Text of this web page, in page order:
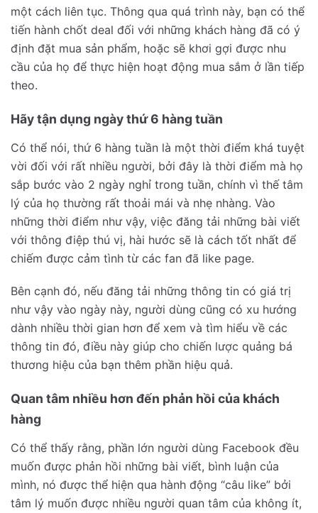
một cách liên tục. Thông qua quá trình này, bạn có thể
tiến hành chốt deal đối với những khách hàng đã có ý
định đặt mua sản phẩm, hoặc sẽ khơi gợi được nhu
cầu của họ để thực hiện hoạt động mua sắm ở lần tiếp
theo.
Hãy tận dụng ngày thứ 6 hàng tuần
Có thể nói, thứ 6 hàng tuần là một thời điểm khá tuyệt
vời đối với rất nhiều người, bởi đây là thời điểm mà họ
sắp bước vào 2 ngày nghỉ trong tuần, chính vì thế tâm
lý của họ thường rất thoải mái và nhẹ nhàng. Vào
những thời điểm như vậy, việc đăng tải những bài viết
với thông điệp thú vị, hài hước sẽ là cách tốt nhất để
chiếm được cảm tình từ các fan đã like page.
Bên cạnh đó, nếu đăng tải những thông tin có giá trị
như vậy vào ngày này, người dùng cũng có xu hướng
dành nhiều thời gian hơn để xem và tìm hiểu về các
thông tin đó, điều này giúp cho chiến lược quảng bá
thương hiệu của bạn thêm phần hiệu quả.
Quan tâm nhiều hơn đến phản hồi của khách
hàng
Có thể thấy rằng, phần lớn người dùng Facebook đều
muốn được phản hồi những bài viết, bình luận của
mình, nó được thể hiện qua hành động “câu like” bởi
tâm lý muốn được nhiều người quan tâm của không ít,